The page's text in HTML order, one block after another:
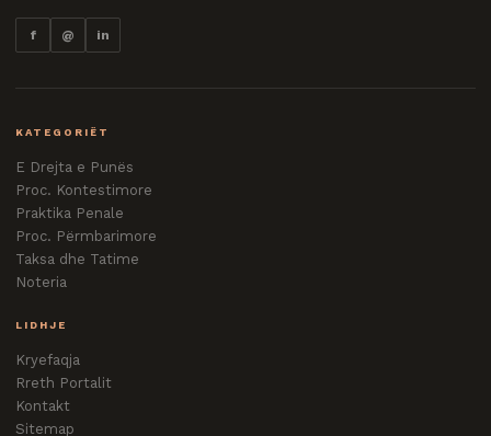
f @ in
KATEGORIËT
E Drejta e Punës
Proc. Kontestimore
Praktika Penale
Proc. Përmbarimore
Taksa dhe Tatime
Noteria
LIDHJE
Kryefaqja
Rreth Portalit
Kontakt
Sitemap